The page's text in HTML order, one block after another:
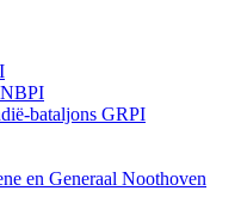
bataljons GRPI
en Generaal Noothoven